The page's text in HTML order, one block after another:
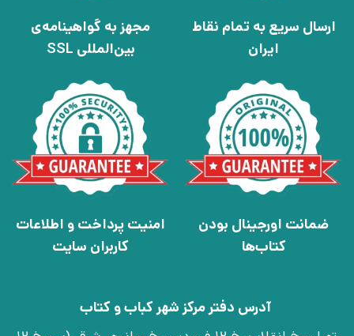
ارسال سریع به تمام نقاط
ایران
مجهز به گواهینامه‌ی
بین‌المللی SSL
ضمانت اورجینال بودن
کتاب‌ها
امنیت پرداخت و اطلاعات
کاربران سایت
آدرس دفتر مرکز شهر کباب و کتاب